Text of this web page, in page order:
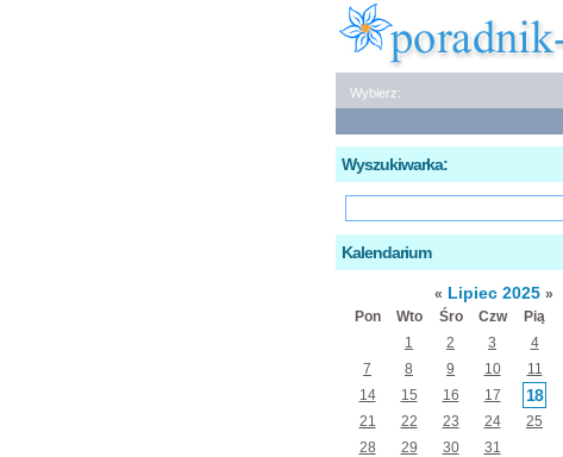
Wybierz:
Wyszukiwarka:
Kalendarium
« Lipiec 2025 »
Pon
Wto Śro Czw Pią
1
2 3 4
7
8 9 10 11
14
15 16 17 18
21
22 23 24 25
28
29 30
31